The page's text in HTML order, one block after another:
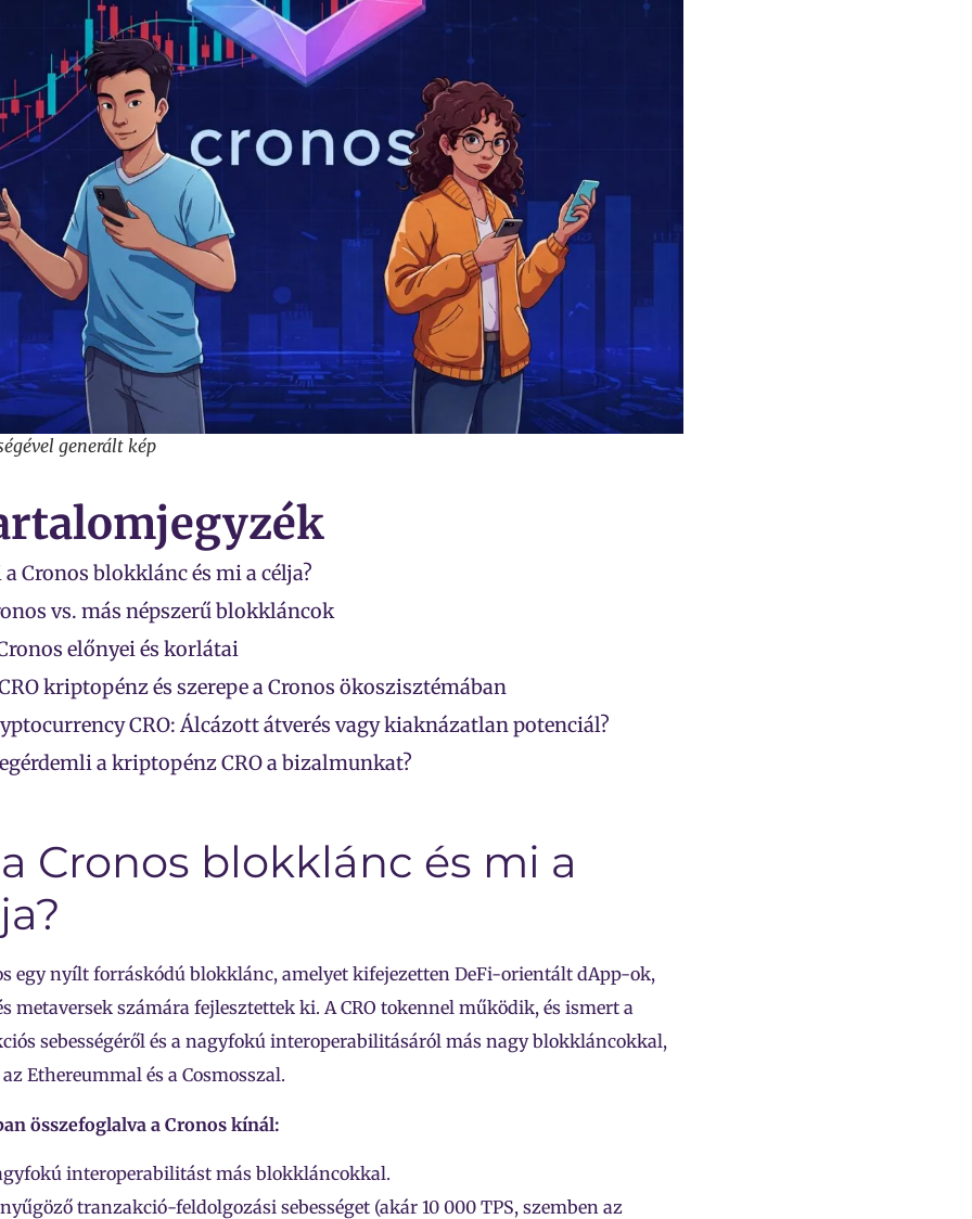
generált kép
Cronos blokklánc és mi a célja?
vs. más népszerű blokkláncok
előnyei és korlátai
kriptopénz és szerepe a Cronos ökoszisztémában
CRO: Álcázott átverés vagy kiaknázatlan potenciál?
a kriptopénz CRO a bizalmunkat?
Cronos blokklánc és mi a
egy nyílt forráskódú blokklánc, amelyet kifejezetten DeFi-orientált dApp-ok,
metaversek számára fejlesztettek ki. A CRO tokennel működik, és ismert a
sebességéről és a nagyfokú interoperabilitásáról más nagy blokkláncokkal,
Ethereummal és a Cosmosszal.
összefoglalva a Cronos kínál:
interoperabilitást más blokkláncokkal.
tranzakció-feldolgozási sebességet (akár 10 000 TPS, szemben az